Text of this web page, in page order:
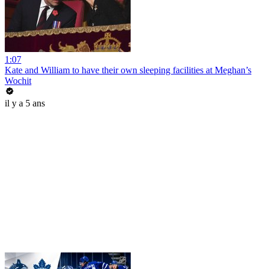
1:07
Kate and William to have their own sleeping facilities at Meghan’s
Wochit
il y a 5 ans